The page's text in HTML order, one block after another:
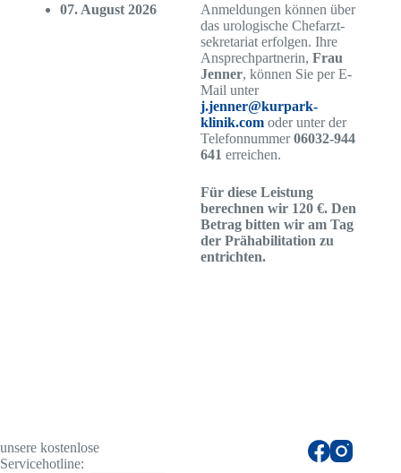
07. August 2026
Anmeldungen können über
das urologische Chefarzt­
sekretariat erfolgen. Ihre
Ansprechpartnerin, Frau
Jenner, können Sie per E-
Mail unter
j.jenner@kurpark-
klinik.comoder unter der
Telefonnummer06032-944
641 erreichen.
Für diese Leistung
berechnen wir 120 €. Den
Betrag bitten wir am Tag
der Prähabilitation zu
entrichten.
unsere kostenlose
Servicehotline: